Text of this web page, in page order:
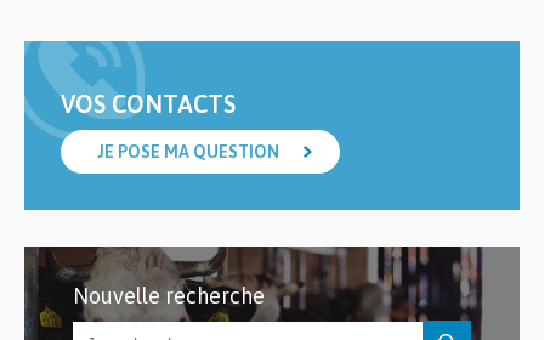
VOS CONTACTS
JE POSE MA QUESTION
Nouvelle recherche